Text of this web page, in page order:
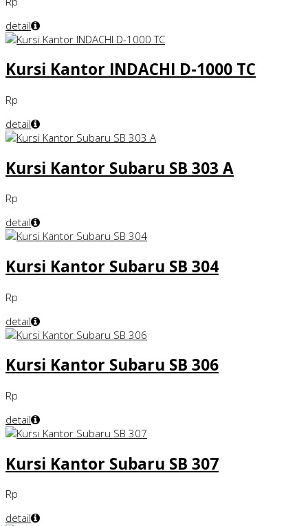
detail
Kursi Kantor INDACHI D-1000 TC
Rp
detail
Kursi Kantor Subaru SB 303 A
Rp
detail
Kursi Kantor Subaru SB 304
Rp
detail
Kursi Kantor Subaru SB 306
Rp
detail
Kursi Kantor Subaru SB 307
Rp
detail